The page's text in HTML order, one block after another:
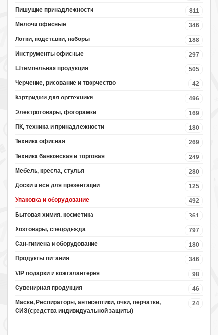
811
Пишущие принадлежности
346
Мелочи офисные
188
Лотки, подставки, наборы
297
Инструменты офисные
505
Штемпельная продукция
42
Черчение, рисование и творчество
496
Картриджи для оргтехники
169
Электротовары, фоторамки
180
ПК, техника и принадлежности
269
Техника офисная
249
Техника банковская и торговая
280
Мебель, кресла, стулья
125
Доски и всё для презентации
492
Упаковка и оборудование
361
Бытовая химия, косметика
797
Хозтовары, спецодежда
180
Сан-гигиена и оборудование
346
Продукты питания
98
VIP подарки и кожгалантерея
46
Сувенирная продукция
24
Маски, Респираторы, антисептики, очки, перчатки,
СИЗ(средства индивидуальной защиты)